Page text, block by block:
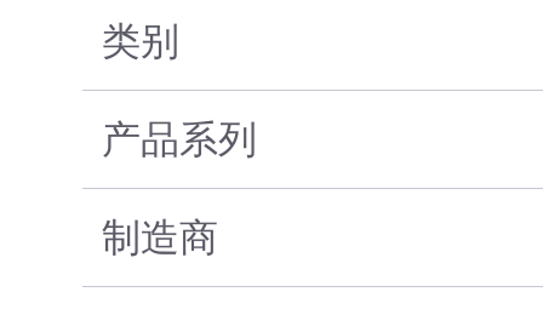
类别
产品系列
制造商